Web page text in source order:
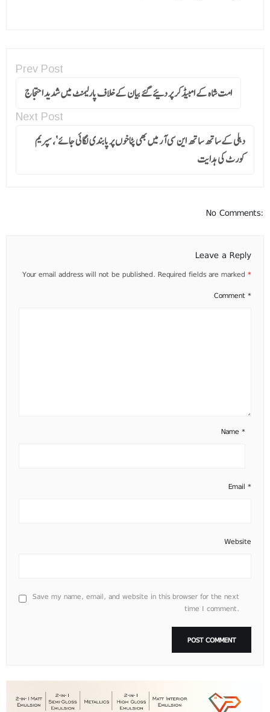
Prev Post
امت شاہ کے امبیڈکر پر دئیے گئے بیان کے خلاف پارلیمنٹ میں شدید احتجاج
Next Post
دہلی کے ساتھ ساتھ این سی آر میں بھی پٹاخوں پر پابندی لگائی جائے‘، سپریم
کورٹ کی ہدایت
No Comments:
Leave a Reply
Your email address will not be published. Required fields are marked *
Comment *
Name *
Email *
Website
Save my name, email, and website in this browser for the next
time I comment.